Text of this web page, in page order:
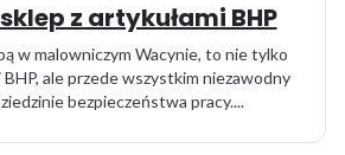
z artykułami BHP
w malowniczym Wacynie, to nie tylko
BHP, ale przede wszystkim niezawodny
bezpieczeństwa pracy....